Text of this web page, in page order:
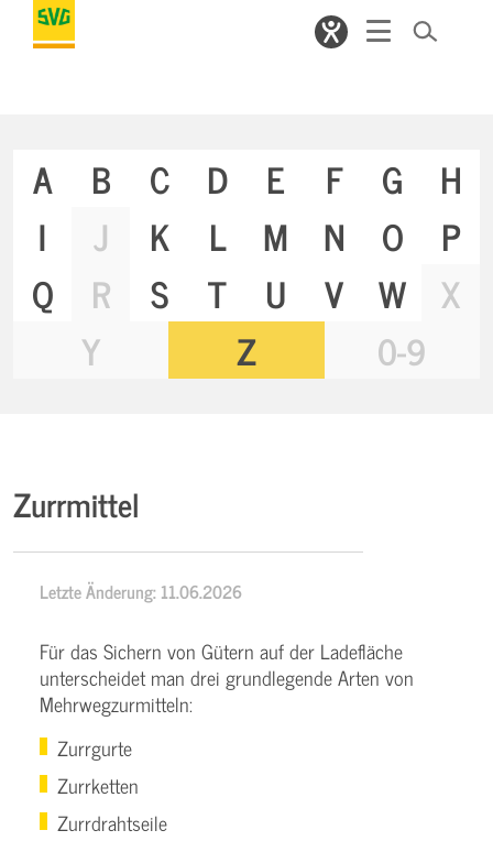
A B C D E F G
H
I
J K L M N O
P
Q
R S T U V W
X
Y
Z 0-9
Zurrmittel
Letzte Änderung: 11.06.2026
Für das Sichern von Gütern auf der Ladefläche
unterscheidet man drei grundlegende Arten von
Mehrwegzurmitteln:
Zurrgurte
Zurrketten
Zurrdrahtseile